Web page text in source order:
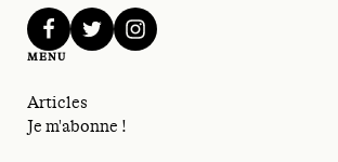
facebooktwitterinstagram
MENU
Articles
Je m'abonne !